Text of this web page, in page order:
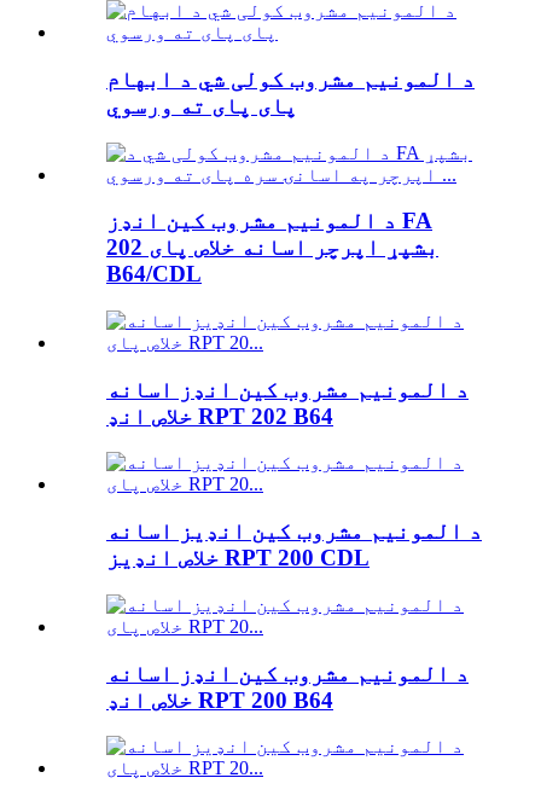
د المونیم مشروب کولی شي د ابهام
پای پای ته ورسوي
د المونیم مشروب کین انډز FA
بشپړ اپرچر اسانه خلاص پای 202
B64/CDL
د المونیم مشروب کین انډز اسانه
خلاص انډ RPT 202 B64
د المونیم مشروب کین انډیز اسانه
خلاص انډیز RPT 200 CDL
د المونیم مشروب کین انډز اسانه
خلاص انډ RPT 200 B64